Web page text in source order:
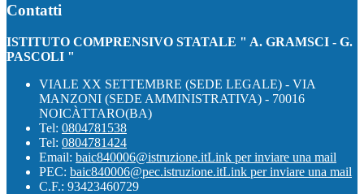
Contatti
ISTITUTO COMPRENSIVO STATALE " A. GRAMSCI - G.
PASCOLI "
VIALE XX SETTEMBRE (SEDE LEGALE) - VIA
MANZONI (SEDE AMMINISTRATIVA) - 70016
NOICÀTTARO(BA)
Tel: 0804781538
Tel: 0804781424
Email: baic840006@istruzione.itLink per inviare una mail
PEC: baic840006@pec.istruzione.itLink per inviare una mail
C.F.: 93423460729